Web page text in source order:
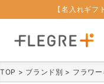
【名入れギフ
TOP ブランド別 フラワ